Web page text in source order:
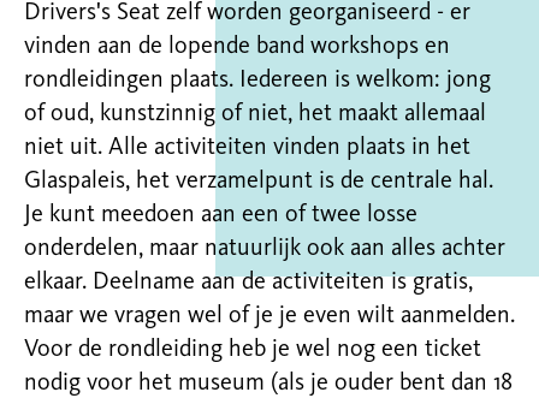
Drivers's Seat zelf worden georganiseerd - er
vinden aan de lopende band workshops en
rondleidingen plaats. Iedereen is welkom: jong
of oud, kunstzinnig of niet, het maakt allemaal
niet uit. Alle activiteiten vinden plaats in het
Glaspaleis, het verzamelpunt is de centrale hal.
Je kunt meedoen aan een of twee losse
onderdelen, maar natuurlijk ook aan alles achter
elkaar. Deelname aan de activiteiten is gratis,
maar we vragen wel of je je even wilt aanmelden.
Voor de rondleiding heb je wel nog een ticket
nodig voor het museum (als je ouder bent dan 18